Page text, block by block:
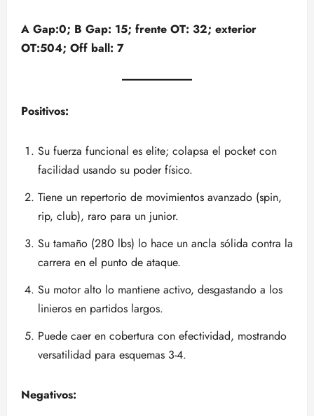
A Gap:0; B Gap: 15; frente OT: 32; exterior
OT:504; Off ball: 7
Positivos:
Su fuerza funcional es elite; colapsa el pocket con
facilidad usando su poder físico.
Tiene un repertorio de movimientos avanzado (spin,
rip, club), raro para un junior.
Su tamaño (280 lbs) lo hace un ancla sólida contra la
carrera en el punto de ataque.
Su motor alto lo mantiene activo, desgastando a los
linieros en partidos largos.
Puede caer en cobertura con efectividad, mostrando
versatilidad para esquemas 3-4.
Negativos: